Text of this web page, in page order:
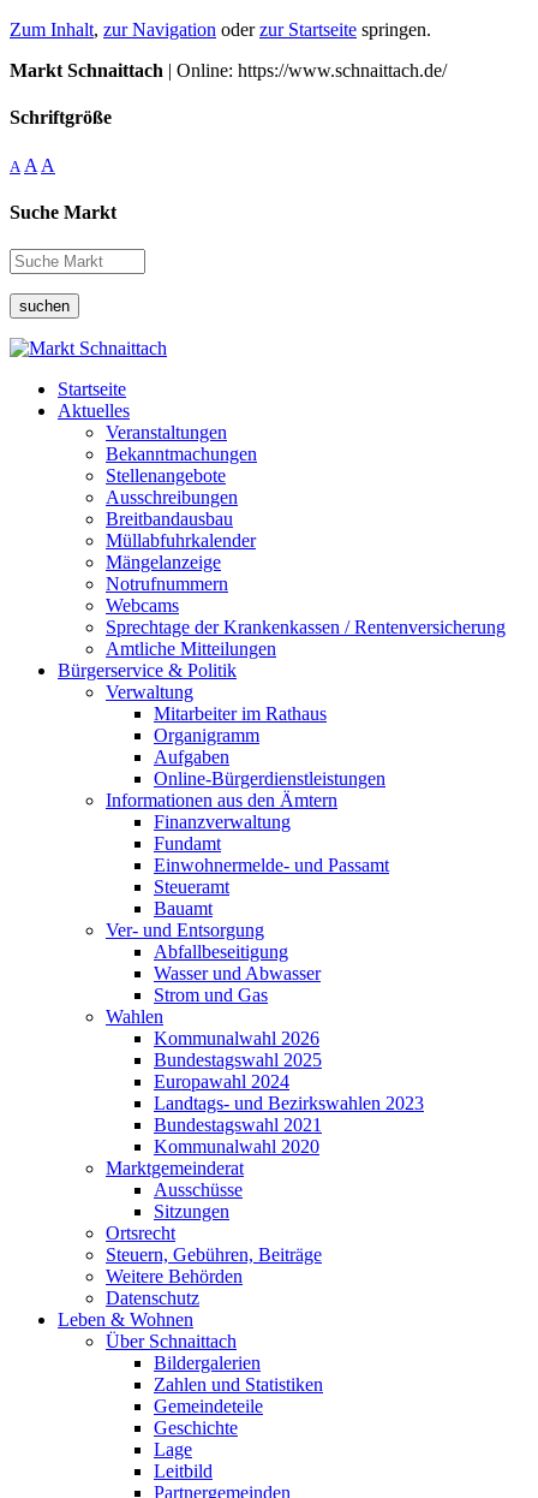
Zum Inhalt, zur Navigation oderzur Startseite springen.
Markt Schnaittach | Online: https://www.schnaittach.de/
Schriftgröße
A A A
Suche Markt
suchen
Startseite
Aktuelles
Veranstaltungen
Bekanntmachungen
Stellenangebote
Ausschreibungen
Breitbandausbau
Müllabfuhrkalender
Mängelanzeige
Notrufnummern
Webcams
Sprechtage der Krankenkassen / Rentenversicherung
Amtliche Mitteilungen
Bürgerservice & Politik
Verwaltung
Mitarbeiter im Rathaus
Organigramm
Aufgaben
Online-Bürgerdienstleistungen
Informationen aus den Ämtern
Finanzverwaltung
Fundamt
Einwohnermelde- und Passamt
Steueramt
Bauamt
Ver- und Entsorgung
Abfallbeseitigung
Wasser und Abwasser
Strom und Gas
Wahlen
Kommunalwahl 2026
Bundestagswahl 2025
Europawahl 2024
Landtags- und Bezirkswahlen 2023
Bundestagswahl 2021
Kommunalwahl 2020
Marktgemeinderat
Ausschüsse
Sitzungen
Ortsrecht
Steuern, Gebühren, Beiträge
Weitere Behörden
Datenschutz
Leben & Wohnen
Über Schnaittach
Bildergalerien
Zahlen und Statistiken
Gemeindeteile
Geschichte
Lage
Leitbild
Partnergemeinden